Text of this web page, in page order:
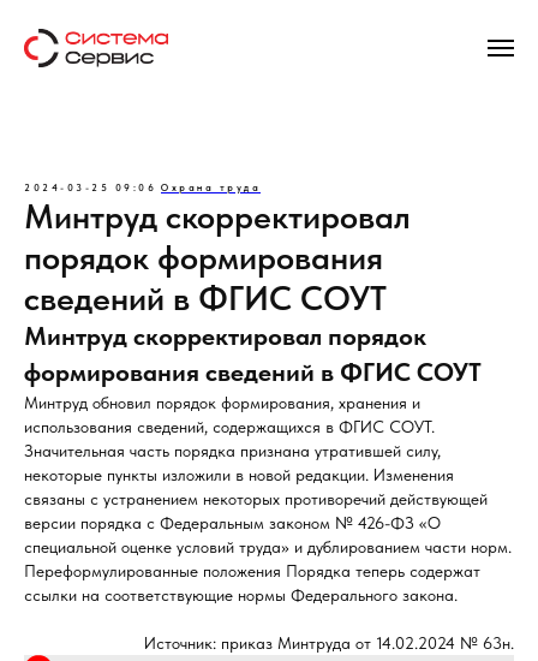
2024-03-25 09:06 Охрана труда
Минтруд скорректировал
порядок формирования
сведений в ФГИС СОУТ
Минтруд скорректировал порядок
формирования сведений в ФГИС СОУТ
Минтруд обновил порядок формирования, хранения и
использования сведений, содержащихся в ФГИС СОУТ.
Значительная часть порядка признана утратившей силу,
некоторые пункты изложили в новой редакции. Изменения
связаны с устранением некоторых противоречий действующей
версии порядка с Федеральным законом № 426-ФЗ «О
специальной оценке условий труда» и дублированием части норм.
Переформулированные положения Порядка теперь содержат
ссылки на соответствующие нормы Федерального закона.
Источник: приказ Минтруда от 14.02.2024 № 63н.